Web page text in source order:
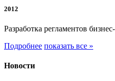
2012
Разработка регламентов
Подробнее показать все »
Новости